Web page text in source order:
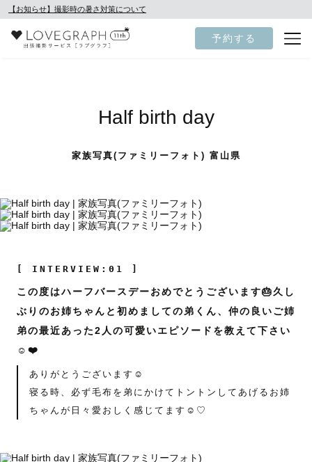
【お知らせ】撮影時の暑さ対策について
予約する
Half birth day
家族写真(ファミリーフォト) 富山県
[ INTERVIEW:01 ]
この度はハーフバースデーおめでとうございます🎂久し
ぶりのお姉ちゃんと初めましての弟くん、仲の良いご姉
弟の最近あった2人の可愛いエピソードを教えて下さい
☺️❤️
ありがとうございます☺︎
寝る時、必ず毛布を弟にかけてトントンしてあげるお姉
ちゃんが日々愛おしく感じてます☺️♡